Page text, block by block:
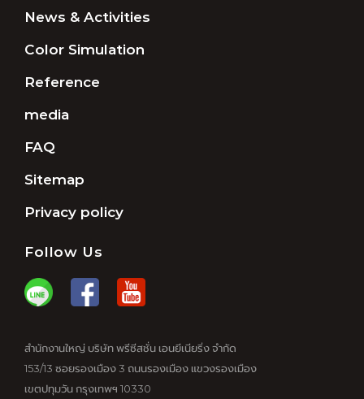
News & Activities
Color Simulation
Reference
media
FAQ
Sitemap
Privacy policy
Follow Us
สำนักงานใหญ่ บริษัท พรีซีสชั่น เอนยีเนียริ่ง จำกัด
153/13 ซอยรองเมือง 3 ถนนรองเมือง แขวงรองเมือง
เขตปทุมวัน กรุงเทพฯ 10330